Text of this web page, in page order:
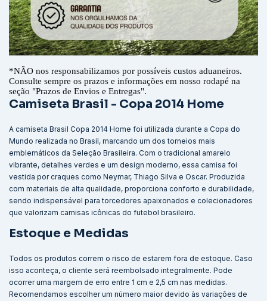
*NÃO nos responsabilizamos por possíveis custos aduaneiros.
Consulte sempre os prazos e informações em nosso rodapé na
seção "Prazos de Envios e Entregas".
Camiseta Brasil - Copa 2014 Home
A camiseta Brasil Copa 2014 Home foi utilizada durante a Copa do
Mundo realizada no Brasil, marcando um dos torneios mais
emblemáticos da Seleção Brasileira. Com o tradicional amarelo
vibrante, detalhes verdes e um design moderno, essa camisa foi
vestida por craques como Neymar, Thiago Silva e Oscar. Produzida
com materiais de alta qualidade, proporciona conforto e durabilidade,
sendo indispensável para torcedores apaixonados e colecionadores
que valorizam camisas icônicas do futebol brasileiro.
Estoque e Medidas
Todos os produtos correm o risco de estarem fora de estoque. Caso
isso aconteça, o cliente será reembolsado integralmente. Pode
ocorrer uma margem de erro entre 1 cm e 2,5 cm nas medidas.
Recomendamos escolher um número maior devido às variações de